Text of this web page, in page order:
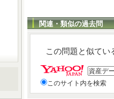
関連・類似の過去問
この問題と似てい
このサイト内を検索